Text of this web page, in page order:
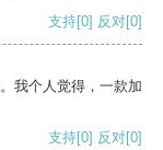
支持[0] 反对[0]
我个人觉得，一款加
支持[0] 反对[0]